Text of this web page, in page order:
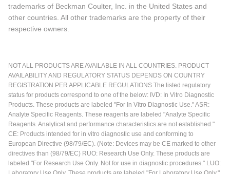
trademarks of Beckman Coulter, Inc. in the United States and
other countries. All other trademarks are the property of their
respective owners.
NOT ALL PRODUCTS ARE AVAILABLE IN ALL COUNTRIES. PRODUCT
AVAILABILITY AND REGULATORY STATUS DEPENDS ON COUNTRY
REGISTRATION PER APPLICABLE REGULATIONS The listed regulatory
status for products correspond to one of the below: IVD: In Vitro Diagnostic
Products. These products are labeled "For In Vitro Diagnostic Use." ASR:
Analyte Specific Reagents. These reagents are labeled "Analyte Specific
Reagents. Analytical and performance characteristics are not established."
CE: Products intended for in vitro diagnostic use and conforming to
European Directive (98/79/EC). (Note: Devices may be CE marked to other
directives than (98/79/EC) RUO: Research Use Only. These products are
labeled "For Research Use Only. Not for use in diagnostic procedures." LUO: